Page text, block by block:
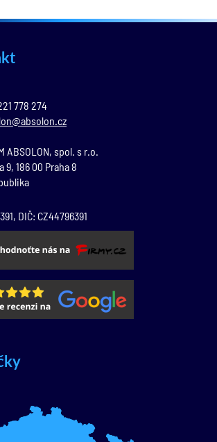
778 274
ABSOLON, spol. s r.o.
9, 186 00 Praha 8
DIČ: CZ44796391